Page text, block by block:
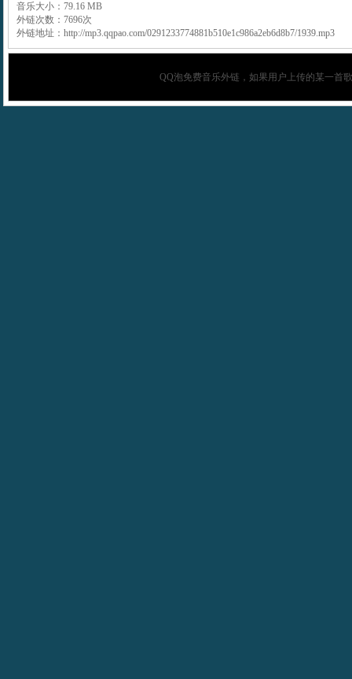
音乐大小：79.16 MB
外链次数：7696次
外链地址：http://mp3.qqpao.com/0291233774881b510e1c986a2eb6d8b7/1939.mp3
QQ泡免费音乐外链，如果用户上传的某一首